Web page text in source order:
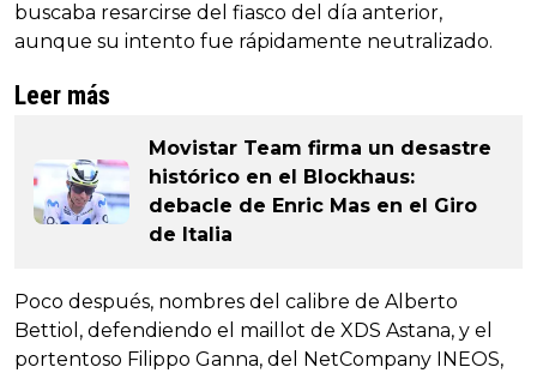
buscaba resarcirse del fiasco del día anterior,
aunque su intento fue rápidamente neutralizado.
Leer más
Movistar Team firma un desastre
histórico en el Blockhaus:
debacle de Enric Mas en el Giro
de Italia
Poco después, nombres del calibre de Alberto
Bettiol, defendiendo el maillot de XDS Astana, y el
portentoso Filippo Ganna, del NetCompany INEOS,